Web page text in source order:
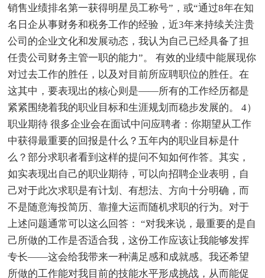
销售业绩排名第一获得明星员工称号”，或“通过8年在知
名日企从事财务和税务工作的经验，近3年来持续关注贵
公司的企业文化和发展动态，我认为自己已经具备了担
任贵公司财务主管一职的能力”。 有效的业绩中能展现你
对过去工作的胜任，以及对目前所应聘职位的胜任。在
这其中，要表现出的核心则是——所有的工作经历都是
紧紧围绕着我的职业目标和生涯规划而稳步发展的。 4）
职业期待 很多企业会在面试中问应聘者：你期望从工作
中获得最重要的回报是什么？五年内的职业目标是什
么？部分求职者看到这样的提问不知如何作答。其实，
如实表现出自己的职业期待，可以向招聘企业表明，自
己对于此次求职是有计划、有想法、方向十分明确，而
不是随意海投简历、靠撞大运而随机求职的行为。对于
上述问题通常可以这么回答： “对我来说，最重要的是自
己所做的工作是否适合我，这份工作应该让我能够发挥
专长——这会给我带来一种满足感和成就感。我还希望
所做的工作能对我目前的技能水平形成挑战，从而能促